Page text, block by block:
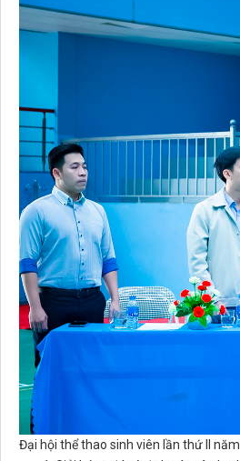
Đại hội thể thao sinh viên lần thứ II